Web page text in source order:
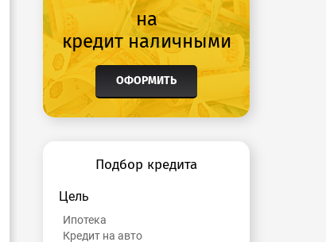
на
кредит наличными
ОФОРМИТЬ
Подбор кредита
Цель
Ипотека
Кредит на авто